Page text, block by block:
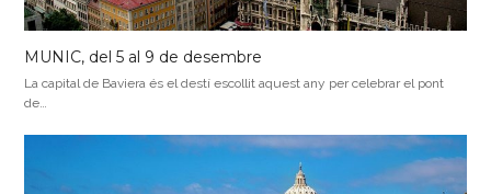
MUNIC, del 5 al 9 de desembre
La capital de Baviera és el destí escollit aquest any per celebrar el pont
de…